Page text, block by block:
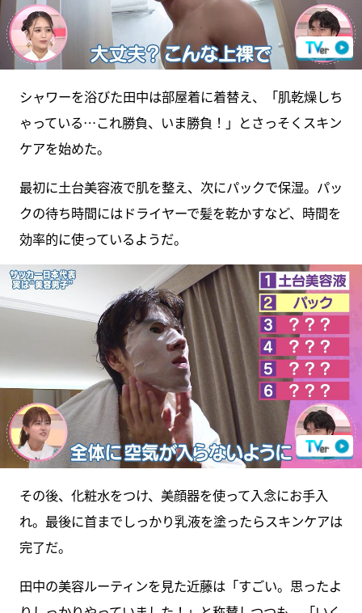
シャワーを浴びた田中は部屋着に着替え、「肌乾燥しち
ゃっている…これ勝負、いま勝負！」とさっそくスキン
ケアを始めた。
最初に土台美容液で肌を整え、次にパックで保湿。パッ
クの待ち時間にはドライヤーで髪を乾かすなど、時間を
効率的に使っているようだ。
その後、化粧水をつけ、美顔器を使って入念にお手入
れ。最後に首までしっかり乳液を塗ったらスキンケアは
完了だ。
田中の美容ルーティンを見た近藤は「すごい。思ったよ